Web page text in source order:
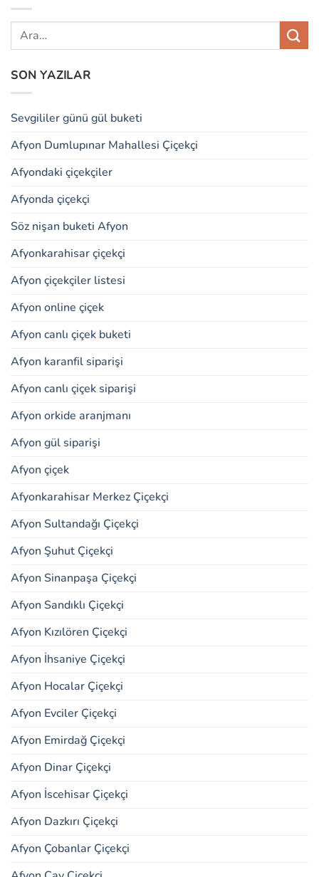
SON YAZILAR
Sevgililer günü gül buketi
Afyon Dumlupınar Mahallesi Çiçekçi
Afyondaki çiçekçiler
Afyonda çiçekçi
Söz nişan buketi Afyon
Afyonkarahisar çiçekçi
Afyon çiçekçiler listesi
Afyon online çiçek
Afyon canlı çiçek buketi
Afyon karanfil siparişi
Afyon canlı çiçek siparişi
Afyon orkide aranjmanı
Afyon gül siparişi
Afyon çiçek
Afyonkarahisar Merkez Çiçekçi
Afyon Sultandağı Çiçekçi
Afyon Şuhut Çiçekçi
Afyon Sinanpaşa Çiçekçi
Afyon Sandıklı Çiçekçi
Afyon Kızılören Çiçekçi
Afyon İhsaniye Çiçekçi
Afyon Hocalar Çiçekçi
Afyon Evciler Çiçekçi
Afyon Emirdağ Çiçekçi
Afyon Dinar Çiçekçi
Afyon İscehisar Çiçekçi
Afyon Dazkırı Çiçekçi
Afyon Çobanlar Çiçekçi